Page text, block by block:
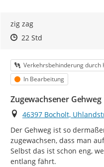
zig zag
Zeitpunkt des Erstellens
Zeitpunkt des Erstellens
22 StdZur Äußerung
Kategorie
Verkehrsbehinderung durch
Status
In Bearbeitung
Zugewachsener Gehweg
Ort
46397 Bocholt,
Der Gehweg ist so
zugewachsen, dass man
Selbst das ist schon eng,
entlang fährt.